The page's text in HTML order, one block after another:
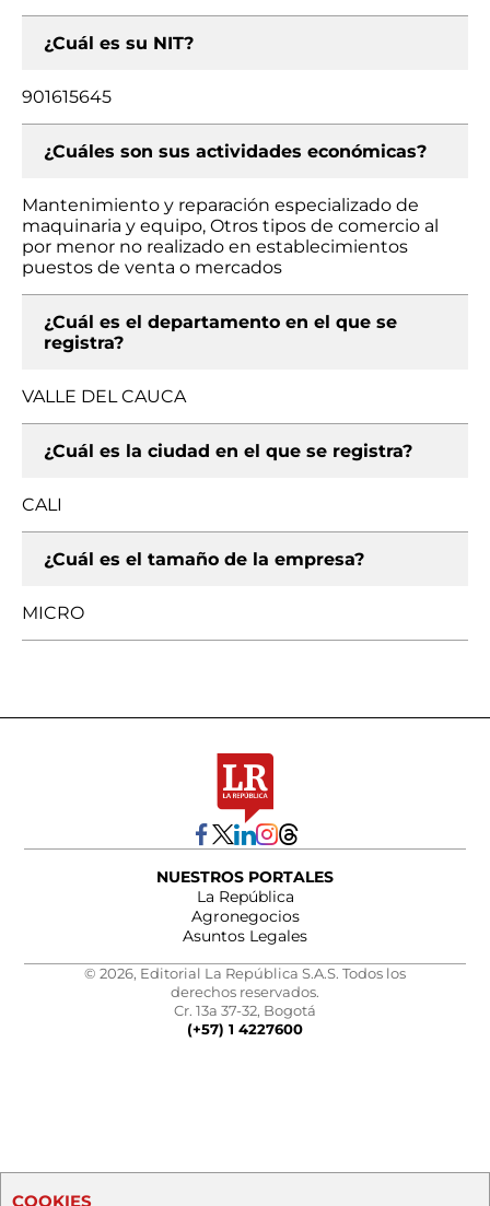
¿Cuál es su NIT?
901615645
¿Cuáles son sus actividades económicas?
Mantenimiento y reparación especializado de
maquinaria y equipo, Otros tipos de comercio al
por menor no realizado en establecimientos
puestos de venta o mercados
¿Cuál es el departamento en el que se
registra?
VALLE DEL CAUCA
¿Cuál es la ciudad en el que se registra?
CALI
¿Cuál es el tamaño de la empresa?
MICRO
NUESTROS PORTALES
La República
Agronegocios
Asuntos Legales
© 2026, Editorial La República S.A.S. Todos los
derechos reservados.
Cr. 13a 37-32, Bogotá
(+57) 1 4227600
COOKIES